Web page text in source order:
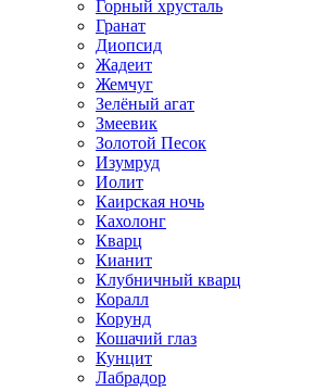
Горный хрусталь
Гранат
Диопсид
Жадеит
Жемчуг
Зелёный агат
Змеевик
Золотой Песок
Изумруд
Иолит
Каирская ночь
Кахолонг
Кварц
Кианит
Клубничный кварц
Коралл
Корунд
Кошачий глаз
Кунцит
Лабрадор